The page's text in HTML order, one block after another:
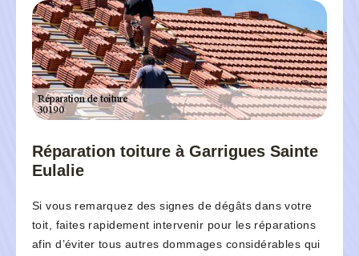
Réparation toiture à Garrigues Sainte
Eulalie
Si vous remarquez des signes de dégâts dans votre
toit, faites rapidement intervenir pour les réparations
afin d’éviter tous autres dommages considérables qui